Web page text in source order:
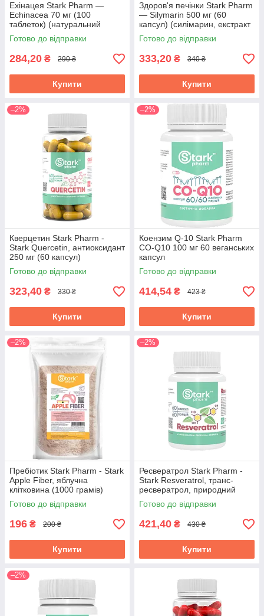
Ехінацея Stark Pharm —
Echinacea 70 мг (100
таблеток) (натуральний
імуномодулятор)
Готово до відправки
284,20 ₴ 290 ₴
Купити
Здоров'я печінки Stark Pharm
— Silymarin 500 мг (60
капсул) (силімарин, екстракт
розторопші плямистої 80%)
Готово до відправки
333,20 ₴ 340 ₴
Купити
–2%
Кверцетин Stark Pharm -
Stark Quercetin, антиоксидант
250 мг (60 капсул)
Готово до відправки
323,40 ₴ 330 ₴
Купити
–2%
Коензим Q-10 Stark Pharm
CO-Q10 100 мг 60 веганських
капсул
Готово до відправки
414,54 ₴ 423 ₴
Купити
–2%
Пребіотик Stark Pharm - Stark
Apple Fiber, яблучна
клітковина (1000 грамів)
Готово до відправки
196 ₴ 200 ₴
Купити
–2%
Ресвератрол Stark Pharm -
Stark Resveratrol, транс-
ресвератрол, природний
антиоксидант 100 мг (60
веганських капсул)
Готово до відправки
421,40 ₴ 430 ₴
Купити
–2%